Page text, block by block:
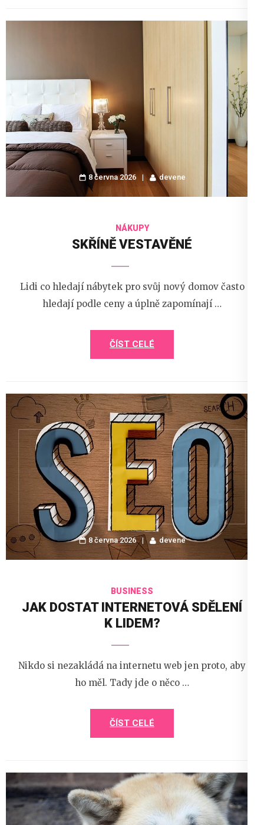
8 června 2026 devene
NÁKUPY
SKŘÍNĚ VESTAVĚNÉ
Lidi co hledají nábytek pro svůj nový domov často
hledají podle ceny a úplně zapomínají …
ČÍST CELÉ
8 června 2026 devene
BUSINESS
JAK DOSTAT INTERNETOVÁ SDĚLENÍ
K LIDEM?
Nikdo si nezakládá na internetu web jen proto, aby
ho měl. Tady jde o něco …
ČÍST CELÉ